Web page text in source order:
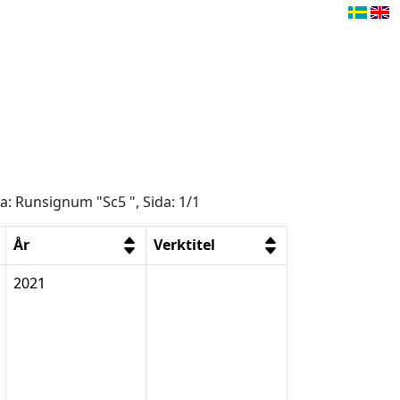
Runsignum "Sc5 ", Sida: 1/1
År
Verktitel
2021